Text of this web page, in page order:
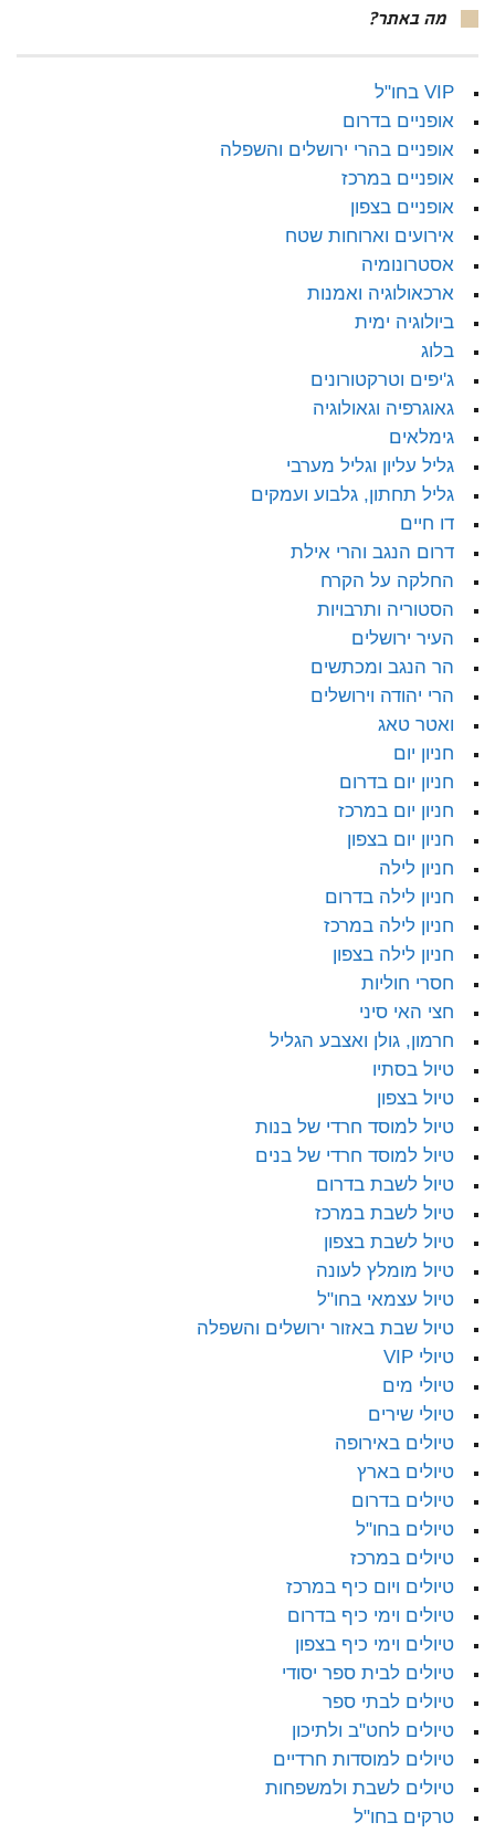
מה באתר?
VIP בחו"ל
אופניים בדרום
אופניים בהרי ירושלים והשפלה
אופניים במרכז
אופניים בצפון
אירועים וארוחות שטח
אסטרונומיה
ארכאולוגיה ואמנות
ביולוגיה ימית
בלוג
ג'יפים וטרקטורונים
גאוגרפיה וגאולוגיה
גימלאים
גליל עליון וגליל מערבי
גליל תחתון, גלבוע ועמקים
דו חיים
דרום הנגב והרי אילת
החלקה על הקרח
הסטוריה ותרבויות
העיר ירושלים
הר הנגב ומכתשים
הרי יהודה וירושלים
ואטר טאג
חניון יום
חניון יום בדרום
חניון יום במרכז
חניון יום בצפון
חניון לילה
חניון לילה בדרום
חניון לילה במרכז
חניון לילה בצפון
חסרי חוליות
חצי האי סיני
חרמון, גולן ואצבע הגליל
טיול בסתיו
טיול בצפון
טיול למוסד חרדי של בנות
טיול למוסד חרדי של בנים
טיול לשבת בדרום
טיול לשבת במרכז
טיול לשבת בצפון
טיול מומלץ לעונה
טיול עצמאי בחו"ל
טיול שבת באזור ירושלים והשפלה
טיולי VIP
טיולי מים
טיולי שירים
טיולים באירופה
טיולים בארץ
טיולים בדרום
טיולים בחו"ל
טיולים במרכז
טיולים ויום כיף במרכז
טיולים וימי כיף בדרום
טיולים וימי כיף בצפון
טיולים לבית ספר יסודי
טיולים לבתי ספר
טיולים לחט"ב ולתיכון
טיולים למוסדות חרדיים
טיולים לשבת ולמשפחות
טרקים בחו"ל